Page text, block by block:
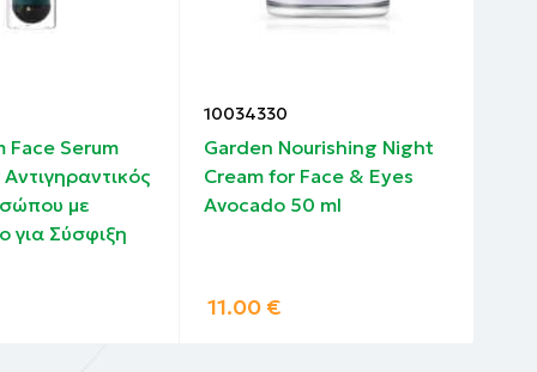
Face Serum
με
για Σύσφιξη
10034330
Garden Nourishing Night
Cream for Face & Eyes
Avocado 50 ml
11.00 €